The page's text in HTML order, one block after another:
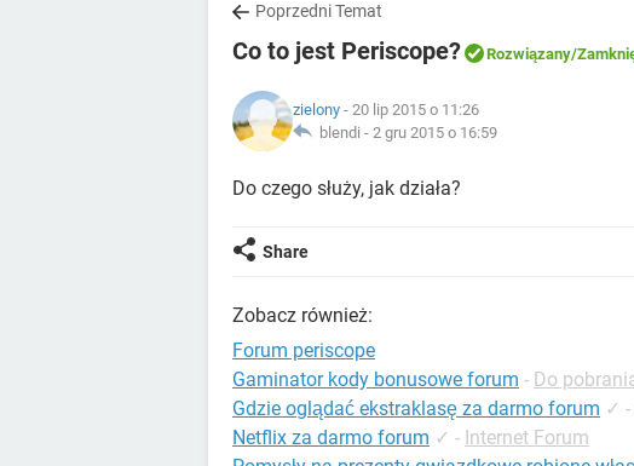
Poprzedni Temat
Co to jest Periscope? Rozwiązany/
zielony - 20 lip 2015 o 11:26
blendi - 2 gru 2015 o 16:59
Do czego służy, jak działa?
Share
Zobacz również:
Forum periscope
Gaminator kody bonusowe forum - Do
Gdzie oglądać ekstraklasę za darmo forum ✓ -
Netflix za darmo forum ✓ - Internet Forum